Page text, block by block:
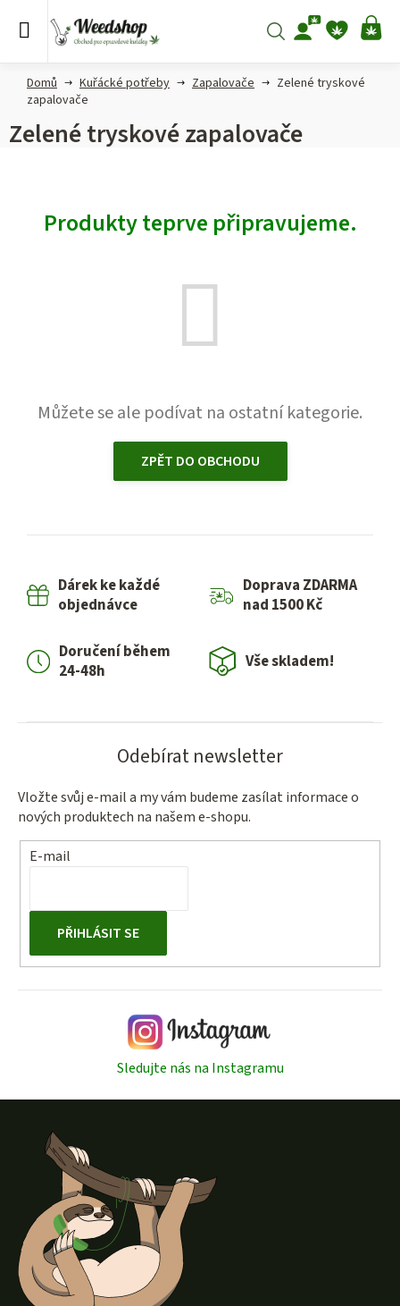
Hledat
Domů Kuřácké potřeby Zapalovače
Zelené tryskové
zapalovače
Zelené tryskové zapalovače
Produkty teprve připravujeme.
Můžete se ale podívat na ostatní kategorie.
ZPĚT DO OBCHODU
Dárek ke každé
objednávce
Doprava ZDARMA
nad 1500 Kč
Doručení během
24-48h
Vše skladem!
Odebírat newsletter
Vložte svůj e-mail a my vám budeme zasílat informace o
nových produktech na našem e-shopu.
E-mail
PŘIHLÁSIT SE
Sledujte nás na Instagramu